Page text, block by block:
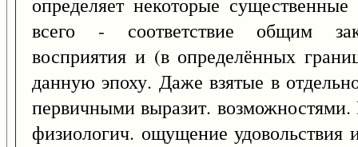
всего - соответствие общим
восприятия и (в определённых
данную эпоху. Даже взятые в
первичными выразит.
физиологич. ощущение удовольствия